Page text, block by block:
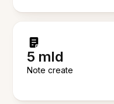
5 mld
Note create